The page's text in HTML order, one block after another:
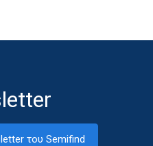
του Semifind